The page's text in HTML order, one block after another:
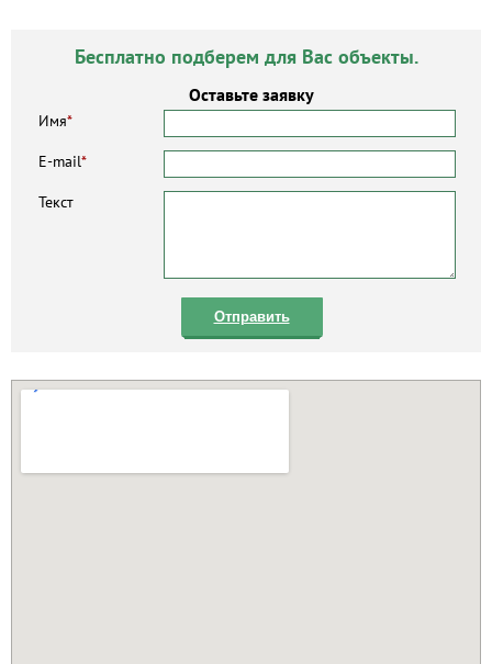
Бесплатно подберем для Вас объекты.
Оставьте заявку
Имя*
E-mail*
Текст
Отправить